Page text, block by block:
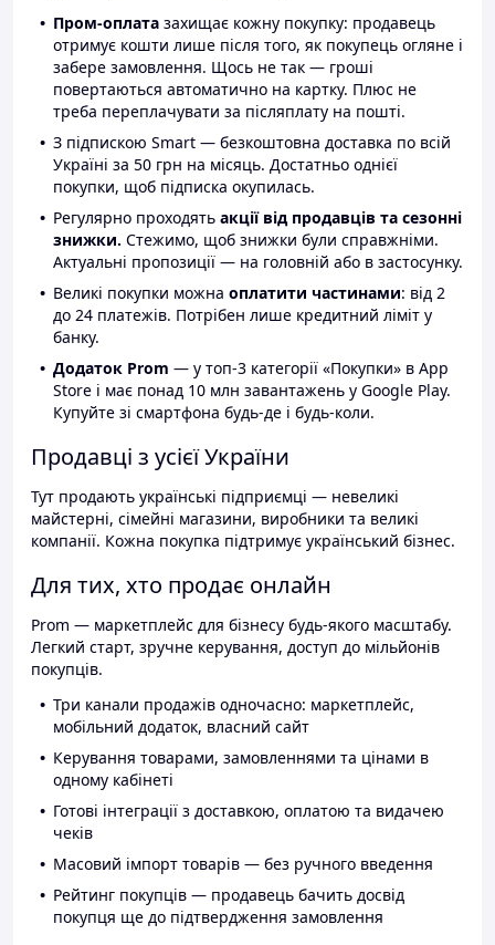
Пром-оплата захищає кожну покупку: продавець
отримує кошти лише після того, як покупець огляне і
забере замовлення. Щось не так — гроші
повертаються автоматично на картку. Плюс не
треба переплачувати за післяплату на пошті.
З підпискою Smart — безкоштовна доставка по всій
Україні за 50 грн на місяць. Достатньо однієї
покупки, щоб підписка окупилась.
Регулярно проходять акції від продавців та сезонні
знижки. Стежимо, щоб знижки були справжніми.
Актуальні пропозиції — на головній або в застосунку.
Великі покупки можна оплатити частинами: від 2
до 24 платежів. Потрібен лише кредитний ліміт у
банку.
Додаток Prom — у топ-3 категорії «Покупки» в App
Store і має понад 10 млн завантажень у Google Play.
Купуйте зі смартфона будь-де і будь-коли.
Продавці з усієї України
Тут продають українські підприємці — невеликі
майстерні, сімейні магазини, виробники та великі
компанії. Кожна покупка підтримує український бізнес.
Для тих, хто продає онлайн
Prom — маркетплейс для бізнесу будь-якого масштабу.
Легкий старт, зручне керування, доступ до мільйонів
покупців.
Три канали продажів одночасно: маркетплейс,
мобільний додаток, власний сайт
Керування товарами, замовленнями та цінами в
одному кабінеті
Готові інтеграції з доставкою, оплатою та видачею
чеків
Масовий імпорт товарів — без ручного введення
Рейтинг покупців — продавець бачить досвід
покупця ще до підтвердження замовлення